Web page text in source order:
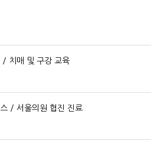
/ 치매 및 구강 교육
/ 서울의원 협진 진료